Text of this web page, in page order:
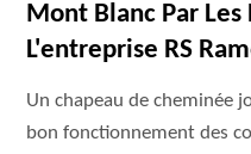
Mont Blanc Par
L'entreprise RS
Un chapeau de cheminée
bon fonctionnement des